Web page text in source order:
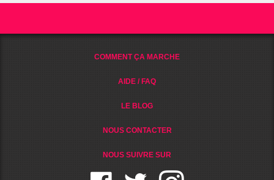
COMMENT ÇA MARCHE
AIDE / FAQ
LE BLOG
NOUS CONTACTER
NOUS SUIVRE SUR